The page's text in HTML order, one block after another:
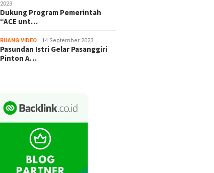
2023
Dukung Program Pemerintah
“ACE unt…
RUANG VIDEO 14 September 2023
Pasundan Istri Gelar Pasanggiri
Pinton A…